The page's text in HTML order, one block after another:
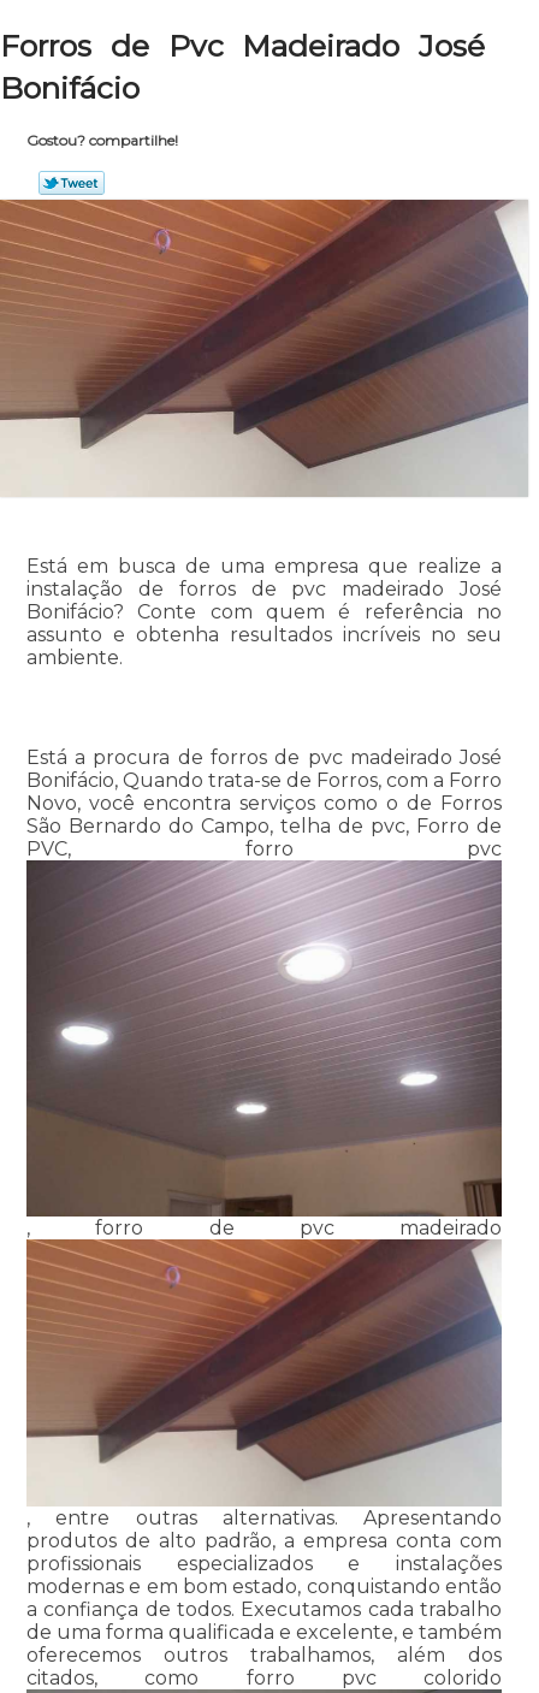
Forros de Pvc Madeirado José
Bonifácio
Gostou? compartilhe!
Está em busca de uma empresa que realize a
instalação de forros de pvc madeirado José
Bonifácio? Conte com quem é referência no
assunto e obtenha resultados incríveis no seu
ambiente.
Está a procura de forros de pvc madeirado José
Bonifácio, Quando trata-se de Forros, com a Forro
Novo, você encontra serviços como o de Forros
São Bernardo do Campo, telha de pvc, Forro de
PVC, forro pvc
, forro de pvc madeirado
, entre outras alternativas. Apresentando
produtos de alto padrão, a empresa conta com
profissionais especializados e instalações
modernas e em bom estado, conquistando então
a confiança de todos. Executamos cada trabalho
de uma forma qualificada e excelente, e também
oferecemos outros trabalhamos, além dos
citados, como forro pvc colorido